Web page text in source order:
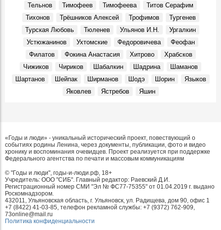
Тельнов
Тимофеев Тимофеева
Титов Серафим
Тихонов
Трёшников Алексей Трофимов
Тургенев
Турская Любовь
Тюленев Ульянов И.Н.
Ургалкин
Устюжанинов
Ухтомские Федоровичева
Феофан
Филатов
Фокина Анастасия Хитрово
Храбсков
Чижиков
Чириков Шабалкин Шадрина
Шаманов
Шартанов
Шейпак Ширманов Шодэ Шорин
Языков
Яковлев
Ястребов Яшин
«Годы и люди» - уникальный исторический проект, повествующий о
событиях родины Ленина, через документы, публикации, фото и видео
хронику и воспоминания очевидцев. Проект реализуется при поддержке
Федерального агентства по печати и массовым коммуникациям
© "Годы и люди", годы-и-люди.рф, 18+
Учредитель: ООО "СИБ". Главный редактор: Раевский Д.И.
Регистрационный номер СМИ "Эл № ФС77-75355" от 01.04.2019 г. выдано
Роскомнадзором.
432011, Ульяновская область, г. Ульяновск, ул. Радищева, дом 90, офис 1
+7 (8422) 41-03-85, телефон рекламной службы: +7 (9372) 762-909,
73online@mail.ru
Политика конфиденциальности